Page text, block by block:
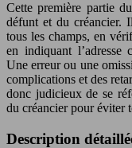
Cette première partie
défunt et du créancier.
tous les champs, en
en indiquant l’adresse
Une erreur ou une
complications et des
donc judicieux de se
du créancier pour éviter
Description